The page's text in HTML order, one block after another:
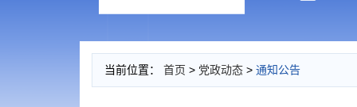
当前位置： 首页 > 党政动态 > 通知公告